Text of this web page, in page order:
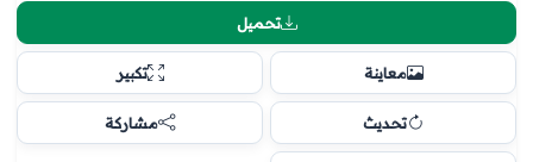
تحميل
معاينة تكبير
تحديث مشاركة